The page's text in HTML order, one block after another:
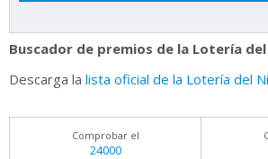
Buscador de premios de la Lotería
Descarga la lista oficial de la Lotería del
Comprobar el
24000